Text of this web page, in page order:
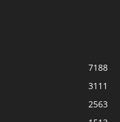
7188
3111
2563